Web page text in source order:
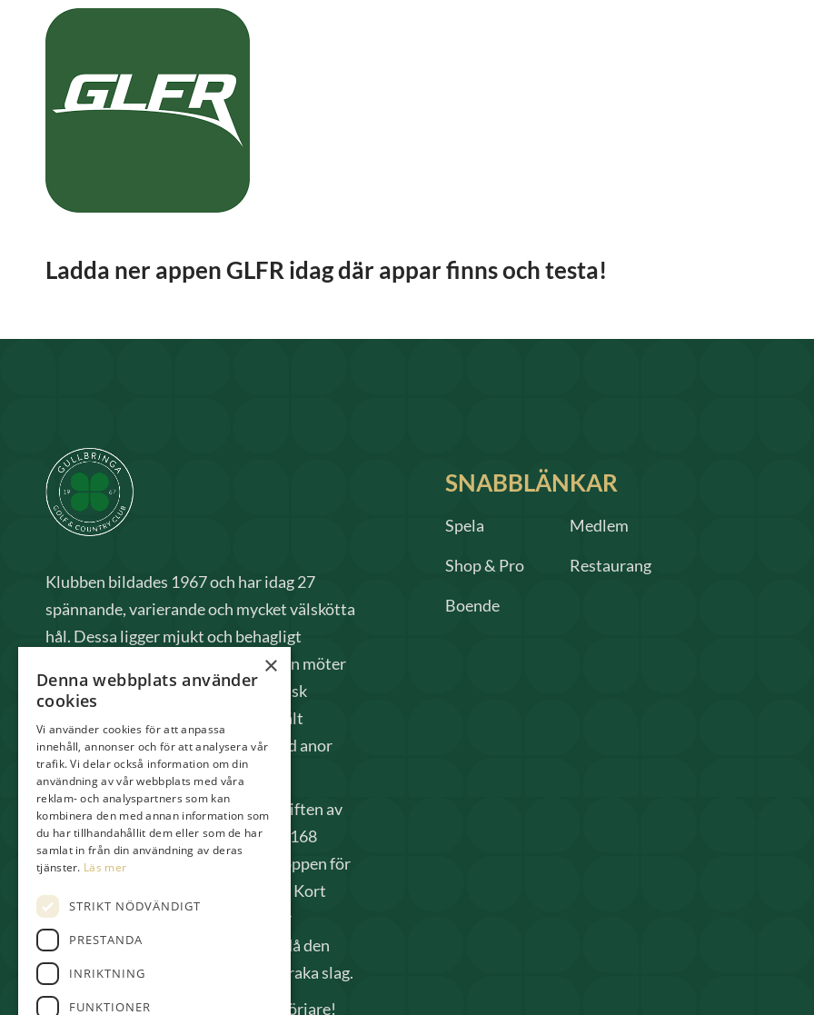
Ladda ner appen GLFR idag där appar finns och testa!
Klubben bildades 1967 och har idag 27
spännande, varierande och mycket välskötta
hål. Dessa ligger mjukt och behagligt
inbäddade i en vacker natur, där man möter
såväl stora bokskogar som mer typisk
bohuslänsk växtlighet och öppna fält
gränsande till Gullbringa säteri med anor
från 1300-talet.
Från 2025 har vi också tagit över driften av
Pay & Playbanan situerad nära väg 168
innan stora banan. Denna bana är öppen för
alla, här behöver man varken Grönt Kort
eller golf-ID. Banan passar både för
nybörjare och avancerade spelare då den
inte är så lång (1730m) men kräver raka slag.
Välkomna både elitspelare och nybörjare!
SNABBLÄNKAR
Spela
Medlem
Shop & Pro
Restaurang
Boende
×
Denna webbplats använder
cookies
Vi använder cookies för att anpassa
innehåll, annonser och för att analysera vår
trafik. Vi delar också information om din
användning av vår webbplats med våra
reklam- och analyspartners som kan
kombinera den med annan information som
du har tillhandahållit dem eller som de har
samlat in från din användning av deras
tjänster. Läs mer
STRIKT NÖDVÄNDIGT
PRESTANDA
INRIKTNING
FUNKTIONER